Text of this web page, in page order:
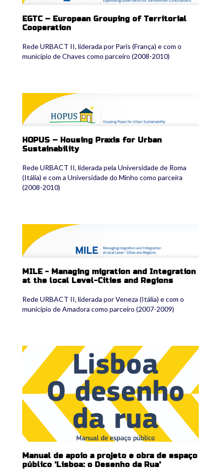
EGTC – European Grouping of Territorial
Cooperation
Rede URBACT II, liderada por Paris (França) e com o
município de Chaves como parceiro (2008-2010)
hopus2.png
HOPUS – Housing Praxis for Urban
Sustainability
Rede URBACT II, liderada pela Universidade de Roma
(Itália) e com a Universidade do Minho como parceira
(2008-2010)
mile_2.png
MILE - Managing migration and Integration
at the local Level-Cities and Regions
Rede URBACT II, liderada por Veneza (Itália) e com o
município de Amadora como parceiro (2007-2009)
lisboa_-_mep.jpg
Manual de apoio a projeto e obra de espaço
público 'Lisboa: o Desenho da Rua'